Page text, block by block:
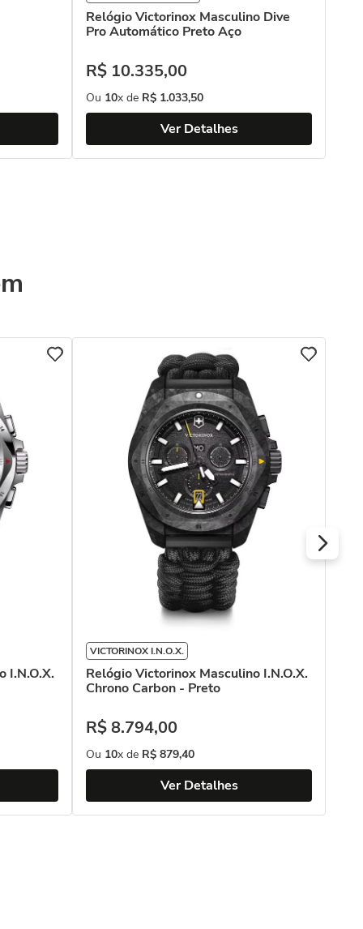
Relógio Victorinox Masculino Dive
Pro Automático Preto Aço
R$ 10.335,00
Ou 10x de R$ 1.033,50
Ver Detalhes
I.N.O.X.
VICTORINOX I.N.O.X.
Relógio Victorinox Masculino I.N.O.X.
Chrono Carbon - Preto
R$8.794,00
Ou 10x de R$ 879,40
Ver Detalhes